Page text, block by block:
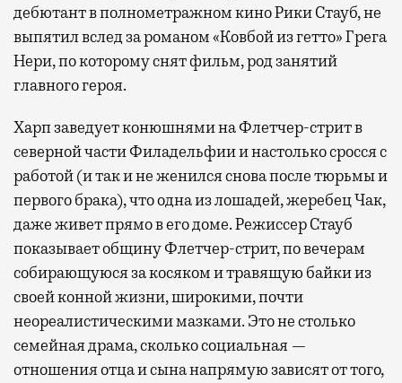
дебютант в полнометражном кино Рики Стауб, не
выпятил вслед за романом «Ковбой из гетто» Грега
Нери, по которому снят фильм, род занятий
главного героя.
Харп заведует конюшнями на Флетчер-стрит в
северной части Филадельфии и настолько сросся с
работой (и так и не женился снова после тюрьмы и
первого брака), что одна из лошадей, жеребец Чак,
даже живет прямо в его доме. Режиссер Стауб
показывает общину Флетчер-стрит, по вечерам
собирающуюся за косяком и травящую байки из
своей конной жизни, широкими, почти
неореалистическими мазками. Это не столько
семейная драма, сколько социальная —
отношения отца и сына напрямую зависят от того,